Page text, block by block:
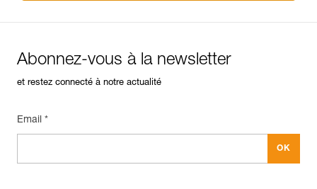
Abonnez-vous à la newsletter
et restez connecté à notre actualité
Email *